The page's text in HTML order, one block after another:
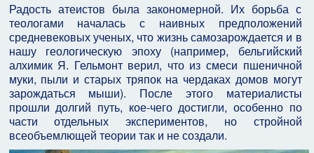
Радость атеистов была закономерной. Их борьба с
теологами началась с наивных предположений
средневековых ученых, что жизнь самозарождается и в
нашу геологическую эпоху (например, бельгийский
алхимик Я. Гельмонт верил, что из смеси пшеничной
муки, пыли и старых тряпок на чердаках домов могут
зарождаться мыши). После этого материалисты
прошли долгий путь, кое-чего достигли, особенно по
части отдельных экспериментов, но стройной
всеобъемлющей теории так и не создали.